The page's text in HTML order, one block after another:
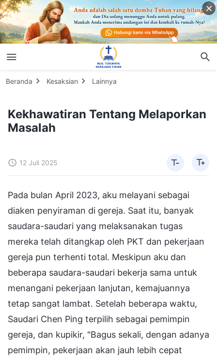
Beranda Kesaksian Lainnya
Kekhawatiran Tentang Melaporkan
Masalah
12 Juli 2025
Pada bulan April 2023, aku melayani sebagai
diaken penyiraman di gereja. Saat itu, banyak
saudara-saudari yang melaksanakan tugas
mereka telah ditangkap oleh PKT dan pekerjaan
gereja pun terhenti total. Meskipun aku dan
beberapa saudara-saudari bekerja sama untuk
menangani pekerjaan lanjutan, kemajuannya
tetap sangat lambat. Setelah beberapa waktu,
Saudari Chen Ping terpilih sebagai pemimpin
gereja, dan kupikir, "Bagus sekali, dengan adanya
pemimpin, pekerjaan akan jauh lebih cepat